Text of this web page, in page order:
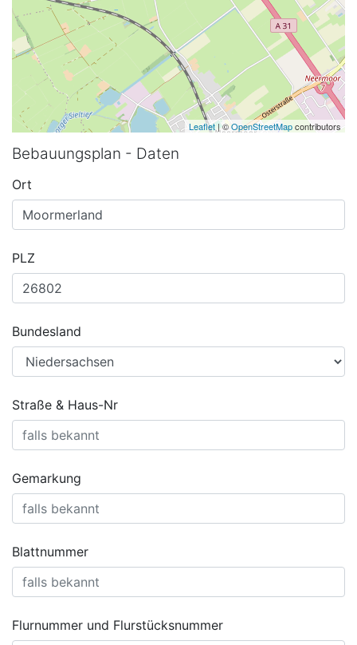
Leaflet| ©OpenStreetMapcontributors
Bebauungsplan - Daten
Ort
PLZ
Bundesland
Straße & Haus-Nr
Gemarkung
Blattnummer
Flurnummer und Flurstücksnummer